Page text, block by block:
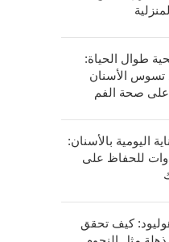
طوال الحياة:
تسوس الأسنان
صحة الفم
اليومية بالأسنان:
للحفاظ على
كيف تحقق